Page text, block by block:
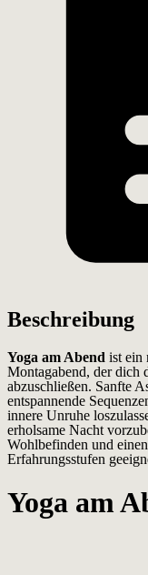
Beschreibung
Yoga am Abend ist ein
Montagabend, der dich
abzuschließen. Sanfte
entspannende
innere Unruhe
erholsame Nacht
Wohlbefinden und
Erfahrungsstufen
Yoga am